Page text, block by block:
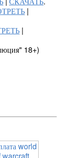
|
|
18+)